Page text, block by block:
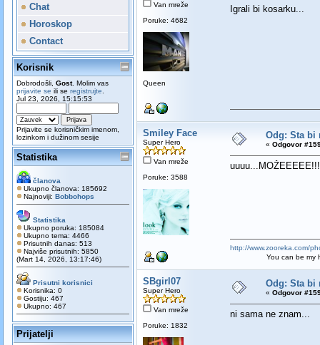
Chat
Horoskop
Contact
Korisnik
Dobrodošli, Gost. Molim vas
prijavite se ili se registrujte
Jul 23, 2026, 15:15:53
Prijavite se korisničkim imenom,
lozinkom i dužinom sesije
Statistika
članova
Ukupno članova: 185692
Najnoviji: Bobbohops
Statistika
Ukupno poruka: 185084
Ukupno tema: 4466
Prisutnih danas: 513
Najviše prisutnih: 5850
(Mart 14, 2026, 13:17:46)
Prisutni korisnici
Korisnika: 0
Gostiju: 467
Ukupno: 467
Prijatelji
Van mreže
Poruke: 4682
Queen
Igrali bi kosarku...
Smiley Face
Super Hero
Van mreže
Poruke: 3588
Odg: Sta bi
« Odgovor
uuuu...MOŽEEEEE!!!
http://www.zooreka.com/
You can be my hero
SBgirl07
Super Hero
Van mreže
Poruke: 1832
Odg: Sta bi
« Odgovor
ni sama ne znam...